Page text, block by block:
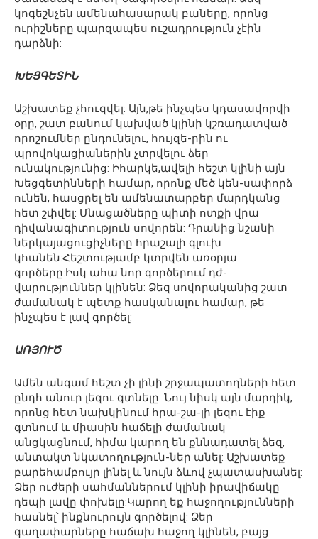
կոգեշնչեն ամենահասարակ բաները, որոնց
ուրիշները պարզապես ուշադրություն չէին
դարձնի:
ԽԵՑԳԵՏԻՆ
Աշխատեք չհուզվել: Այն,թե ինչպես կդասավորվի
օրը, շատ բանում կախված կլինի կշռադատված
որոշումներ ընդունելու, հույզե-րին ու
պրովոկացիաներին չտրվելու ձեր
ունակությունից: Իհարկե,ավելի հեշտ կլինի այն
Խեցգետինների համար, որոնք մեծ կեն-սափորձ
ունեն, հասցրել են ամենատարբեր մարդկանց
հետ շփվել: Մնացածները պիտի ոտքի վրա
դիվանագիտություն սովորեն: Դրանից նշանի
ներկայացուցիչները հրաշալի գլուխ
կհանեն:Հեշտությամբ կտրվեն առօրյա
գործերը:Իսկ ահա նոր գործերում դժ-
վարություններ կլինեն: Ձեզ սովորականից շատ
ժամանակ է պետք հասկանալու համար, թե
ինչպես է լավ գործել:
ԱՌՅՈՒԾ
Ամեն անգամ հեշտ չի լինի շրջապատողների հետ
ընդհ անուր լեզու գտնելը: Նույ նիսկ այն մարդիկ,
որոնց հետ նախկինում հրա-շա-լի լեզու էիք
գտնում և միասին հաճելի ժամանակ
անցկացնում, հիմա կարող են քննադատել ձեզ,
անտակտ նկատողություն-ներ անել: Աշխատեք
բարեհամբույր լինել և նույն ձևով չպատասխանել:
Ձեր ուժերի սահմաններում կլինի իրավիճակը
դեպի լավը փոխելը:Կարող եք հաջողությունների
հասնել՝ ինքնուրույն գործելով: Ձեր
գաղափարները հաճախ հաջող կլինեն, բայց